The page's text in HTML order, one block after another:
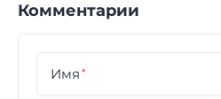
Комментарии
Имя *